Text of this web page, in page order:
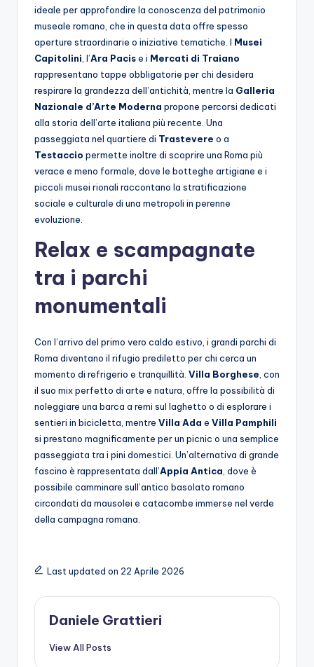
ideale per approfondire la conoscenza del patrimonio
museale romano, che in questa data offre spesso
aperture straordinarie o iniziative tematiche. I Musei
Capitolini , l’Ara Pacise i Mercati di Traiano
rappresentano tappe obbligatorie per chi desidera
respirare la grandezza dell’antichità, mentre la Galleria
Nazionale d’Arte Moderna propone percorsi dedicati
alla storia dell’arte italiana più recente. Una
passeggiata nel quartiere di Trastevere o a
Testaccio permette inoltre di scoprire una Roma più
verace e meno formale, dove le botteghe artigiane e i
piccoli musei rionali raccontano la stratificazione
sociale e culturale di una metropoli in perenne
evoluzione.
Relax e scampagnate
tra i parchi
monumentali
Con l’arrivo del primo vero caldo estivo, i grandi parchi di
Roma diventano il rifugio prediletto per chi cerca un
momento di refrigerio e tranquillità. Villa Borghese , con
il suo mix perfetto di arte e natura, offre la possibilità di
noleggiare una barca a remi sul laghetto o di esplorare i
sentieri in bicicletta, mentre Villa Ada e Villa Pamphili
si prestano magnificamente per un picnic o una semplice
passeggiata tra i pini domestici. Un’alternativa di grande
fascino è rappresentata dall’Appia Antica , dove è
possibile camminare sull’antico basolato romano
circondati da mausolei e catacombe immerse nel verde
della campagna romana.
Last updated on 22 Aprile 2026
Daniele Grattieri
View All Posts